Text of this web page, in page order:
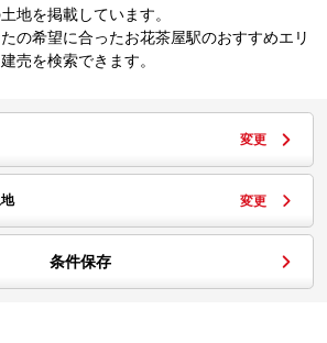
地を掲載しています。
の希望に合ったお花茶屋駅のおすすめエリ
売を検索できます。
変更
変更
条件保存